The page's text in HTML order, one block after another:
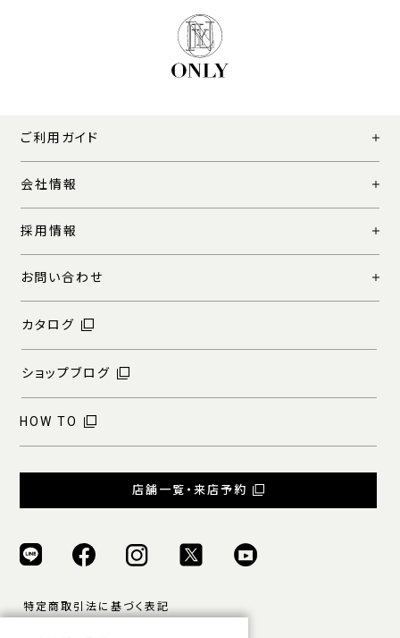
ご利用ガイド
会社情報
採用情報
お問い合わせ
カタログ
ショップブログ
HOW TO
店舗一覧・来店予約
特定商取引法に基づく表記